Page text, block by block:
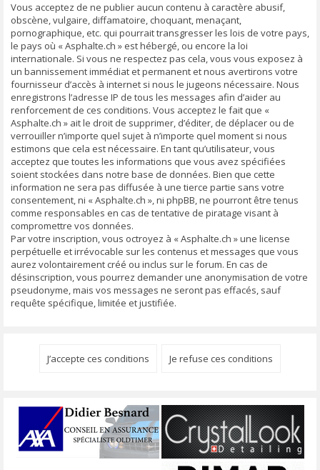
Vous acceptez de ne publier aucun contenu à caractère abusif,
obscène, vulgaire, diffamatoire, choquant, menaçant,
pornographique, etc. qui pourrait transgresser les lois de votre pays,
le pays où « Asphalte.ch » est hébergé, ou encore la loi
internationale. Si vous ne respectez pas cela, vous vous exposez à
un bannissement immédiat et permanent et nous avertirons votre
fournisseur d’accès à internet si nous le jugeons nécessaire. Nous
enregistrons l’adresse IP de tous les messages afin d’aider au
renforcement de ces conditions. Vous acceptez le fait que «
Asphalte.ch » ait le droit de supprimer, d’éditer, de déplacer ou de
verrouiller n’importe quel sujet à n’importe quel moment si nous
estimons que cela est nécessaire. En tant qu’utilisateur, vous
acceptez que toutes les informations que vous avez spécifiées
soient stockées dans notre base de données. Bien que cette
information ne sera pas diffusée à une tierce partie sans votre
consentement, ni « Asphalte.ch », ni phpBB, ne pourront être tenus
comme responsables en cas de tentative de piratage visant à
compromettre vos données.
Par votre inscription, vous octroyez à « Asphalte.ch » une license
perpétuelle et irrévocable sur les contenus et messages que vous
aurez volontairement créé ou inclus sur le forum. En cas de
désinscription, vous pourrez demander une anonymisation de votre
pseudonyme, mais vos messages ne seront pas effacés, sauf
requête spécifique, limitée et justifiée.